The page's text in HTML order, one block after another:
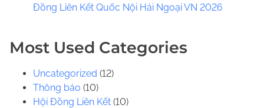
Đồng Liên Kết Quốc Nội Hải Ngoại VN 2026
Most Used Categories
Uncategorized (12)
Thông báo (10)
Hội Đồng Liên Kết (10)